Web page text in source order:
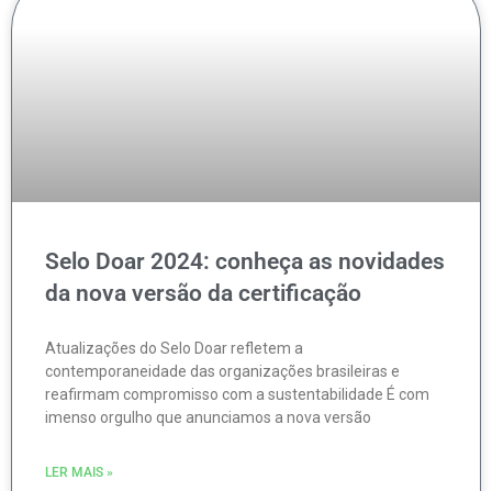
Selo Doar 2024: conheça as novidades
da nova versão da certificação
Atualizações do Selo Doar refletem a
contemporaneidade das organizações brasileiras e
reafirmam compromisso com a sustentabilidade É com
imenso orgulho que anunciamos a nova versão
LER MAIS »